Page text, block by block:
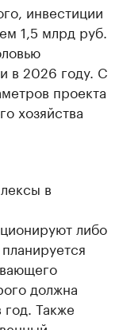
инвестиции
1,5 млрд руб.
в 2026 году. С
проекта
хозяйства
в
либо
должна
Также